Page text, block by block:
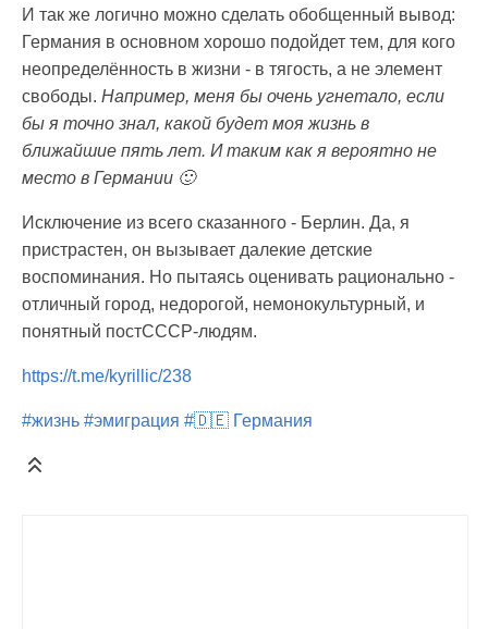
И так же логично можно сделать обобщенный вывод:
Германия в основном хорошо подойдет тем, для кого
неопределённость в жизни - в тягость, а не элемент
свободы. Например, меня бы очень угнетало, если
бы я точно знал, какой будет моя жизнь в
ближайшие пять лет. И таким как я вероятно не
место в Германии 🙂
Исключение из всего сказанного - Берлин. Да, я
пристрастен, он вызывает далекие детские
воспоминания. Но пытаясь оценивать рационально -
отличный город, недорогой, немонокультурный, и
понятный постСССР-людям.
https://t.me/kyrillic/238
#жизнь #эмиграция #🇩🇪 Германия